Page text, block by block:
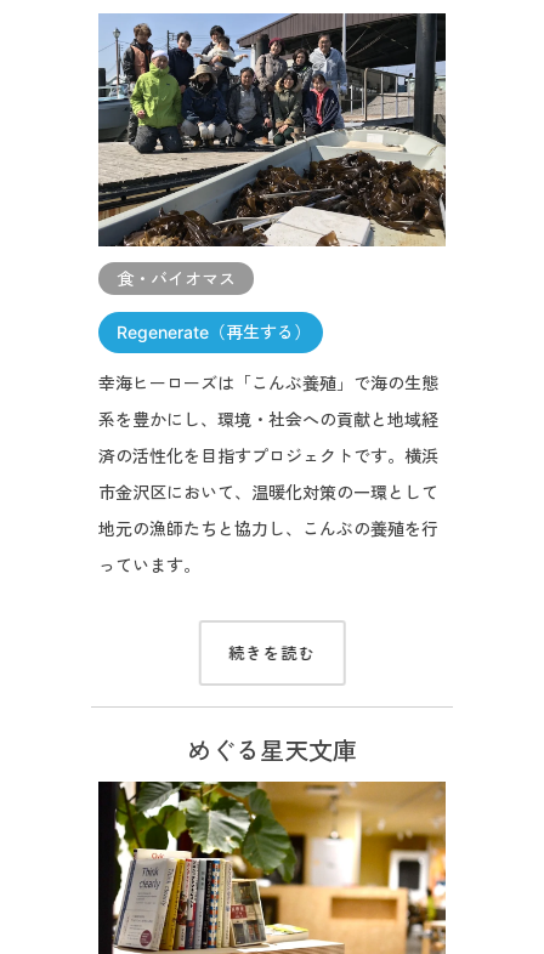
食・バイオマス
Regenerate（再生する）
幸海ヒーローズは「こんぶ養殖」で海の生態
系を豊かにし、環境・社会への貢献と地域経
済の活性化を目指すプロジェクトです。横浜
市金沢区において、温暖化対策の一環として
地元の漁師たちと協力し、こんぶの養殖を行
っています。
続きを読む
めぐる星天文庫